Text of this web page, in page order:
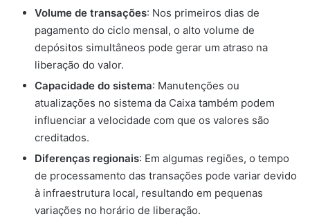
Volume de transações: Nos primeiros dias de
pagamento do ciclo mensal, o alto volume de
depósitos simultâneos pode gerar um atraso na
liberação do valor.
Capacidade do sistema: Manutenções ou
atualizações no sistema da Caixa também podem
influenciar a velocidade com que os valores são
creditados.
Diferenças regionais: Em algumas regiões, o tempo
de processamento das transações pode variar devido
à infraestrutura local, resultando em pequenas
variações no horário de liberação.